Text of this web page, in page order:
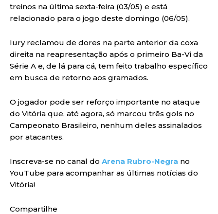
treinos na última sexta-feira (03/05) e está
relacionado para o jogo deste domingo (06/05).
Iury reclamou de dores na parte anterior da coxa
direita na reapresentação após o primeiro Ba-Vi da
Série A e, de lá para cá, tem feito trabalho específico
em busca de retorno aos gramados.
O jogador pode ser reforço importante no ataque
do Vitória que, até agora, só marcou três gols no
Campeonato Brasileiro, nenhum deles assinalados
por atacantes.
Inscreva-se no canal do Arena Rubro-Negra no
YouTube para acompanhar as últimas notícias do
Vitória!
Compartilhe